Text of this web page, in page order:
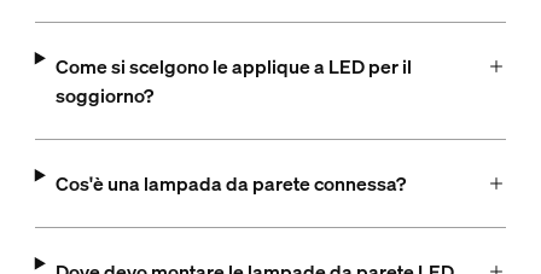
Come si scelgono le applique a LED per il
soggiorno?
Cos'è una lampada da parete connessa?